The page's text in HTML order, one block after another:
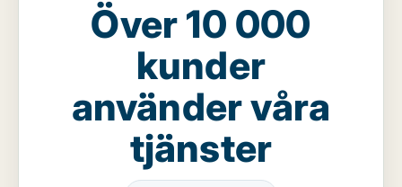
Över 10 000
kunder
använder våra
tjänster